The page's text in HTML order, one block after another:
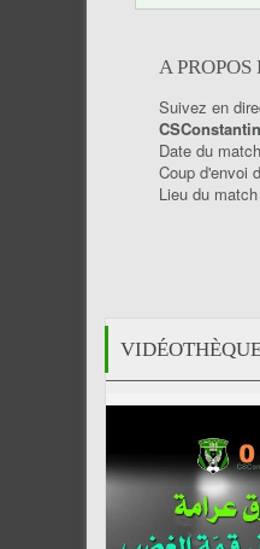
A
Suivez en
Date du match
Coup d'envoi
Lieu du match